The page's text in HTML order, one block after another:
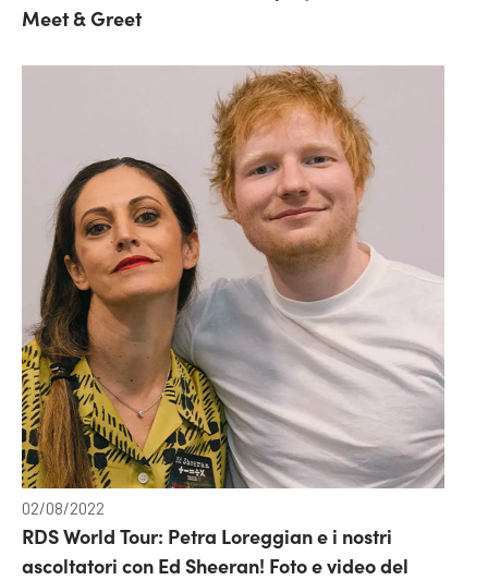
Meet & Greet
02/08/2022
RDS World Tour: Petra Loreggian e i nostri
ascoltatori con Ed Sheeran! Foto e video del